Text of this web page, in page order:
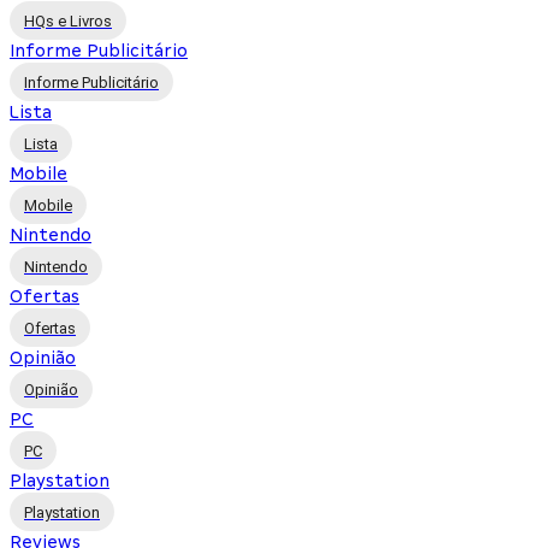
HQs e Livros
Informe Publicitário
Informe Publicitário
Lista
Lista
Mobile
Mobile
Nintendo
Nintendo
Ofertas
Ofertas
Opinião
Opinião
PC
PC
Playstation
Playstation
Reviews